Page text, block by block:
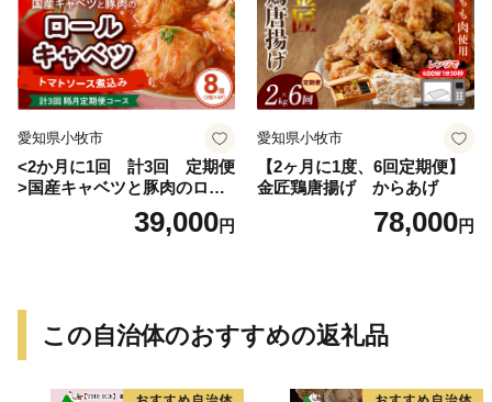
愛知県小牧市
<2か月に1回 計3回 定期便
>国産キャベツと豚肉のロー
ルキャベツ（4P入り）
39,000円
愛知県小牧市
【2ヶ月に1度、6回定期便】
金匠鶏唐揚げ からあげ
78,000円
この自治体のおすすめの返礼品